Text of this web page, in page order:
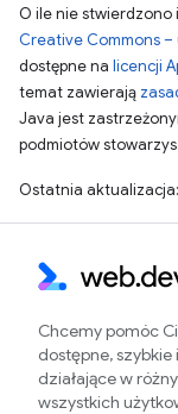
O ile nie
Creative Commons
dostępne na licencji
temat zawierają
Java jest
podmiotów
Ostatnia
Chcemy pomóc
dostępne,
działające w
wszystkich